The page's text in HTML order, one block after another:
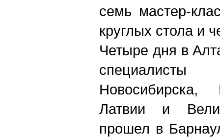
семь мастер-
круглых стола и
Четыре дня в
Новосибирска,
Латвии и
прошел в